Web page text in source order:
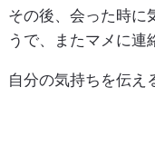
その後、会った時に
うで、またマメに連
自分の気持ちを伝え